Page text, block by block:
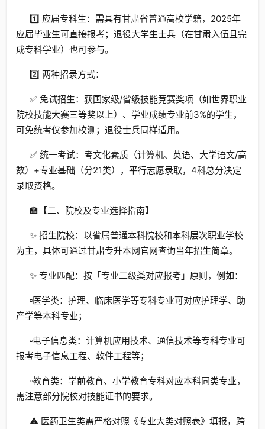
1️⃣ 应届专科生：需具有甘肃省普通高校学籍，2025年
应届毕业生可直接报考；退役大学生士兵（在甘肃入伍且完
成专科学业）也可参与。
2️⃣ 两种招录方式：
✅ 免试招生：获国家级/省级技能竞赛奖项（如世界职业
院校技能大赛三等奖以上）、学业成绩专业前3%的学生，
可免统考仅参加校测；退役士兵同样适用。
✅ 统一考试：考文化素质（计算机、英语、大学语文/高
数）+专业基础（分21类），平行志愿录取，4科总分决定
录取资格。
🏫【二、院校及专业选择指南】
✨ 招生院校：以省属普通本科院校和本科层次职业学校
为主，具体可通过甘肃专升本网官网查询当年招生简章。
✨ 专业匹配：按「专业二级类对应报考」原则，例如：
▫️医学类：护理、临床医学等专科专业可对应护理学、助
产学等本科专业；
▫️电子信息类：计算机应用技术、通信技术等专科专业可
报考电子信息工程、软件工程等；
▫️教育类：学前教育、小学教育专科对应本科同类专业，
需注意部分院校对技能证书的要求。
⚠️ 医药卫生类需严格对照《专业大类对照表》填报，跨